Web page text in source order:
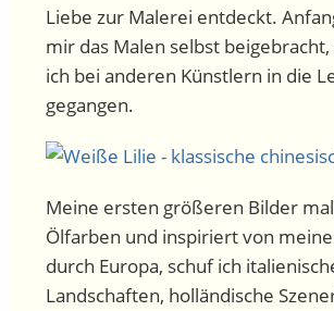
Liebe zur Malerei entdeckt.
mir das Malen selbst
ich bei anderen Künstlern in die
gegangen.
Meine ersten größeren Bilder
Ölfarben und inspiriert von
durch Europa, schuf ich
Landschaften, holländische